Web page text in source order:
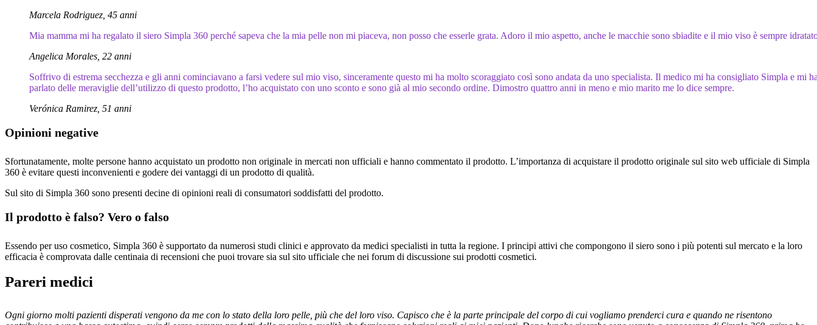
Marcela Rodriguez, 45 anni
Mia mamma mi ha regalato il siero Simpla 360 perché sapeva che la mia pelle non mi piaceva, non posso che esserle grata. Adoro il mio aspetto, anche le macchie sono sbiadite e il mio viso è sempre
Angelica Morales, 22 anni
Soffrivo di estrema secchezza e gli anni cominciavano a farsi vedere sul mio viso, sinceramente questo mi ha molto scoraggiato così sono andata da uno specialista. Il medico mi ha consigliato Simpla e mi
parlato delle meraviglie dell’utilizzo di questo prodotto, l’ho acquistato con uno sconto e sono già al mio secondo ordine. Dimostro quattro anni in meno e mio marito me lo dice sempre.
Verónica Ramirez, 51 anni
Opinioni negative
Sfortunatamente, molte persone hanno acquistato un prodotto non originale in mercati non ufficiali e hanno commentato il prodotto. L’importanza di acquistare il prodotto originale sul sito web ufficiale di Simpla
360 è evitare questi inconvenienti e godere dei vantaggi di un prodotto di qualità.
Sul sito di Simpla 360 sono presenti decine di opinioni reali di consumatori soddisfatti del prodotto.
Il prodotto è falso? Vero o falso
Essendo per uso cosmetico, Simpla 360 è supportato da numerosi studi clinici e approvato da medici specialisti in tutta la regione. I principi attivi che compongono il siero sono i più potenti sul mercato e la loro
efficacia è comprovata dalle centinaia di recensioni che puoi trovare sia sul sito ufficiale che nei forum di discussione sui prodotti cosmetici.
Pareri medici
Ogni giorno molti pazienti disperati vengono da me con lo stato della loro pelle, più che del loro viso. Capisco che è la parte principale del corpo di cui vogliamo prenderci cura e quando ne risentono